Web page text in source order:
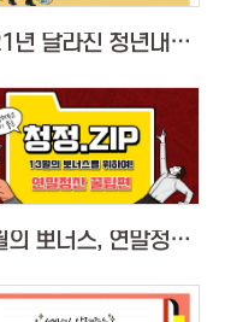
2021년 달라진 청년내일채움공제 총정리
13월의 뽀너스, 연말정산 꿀팁편